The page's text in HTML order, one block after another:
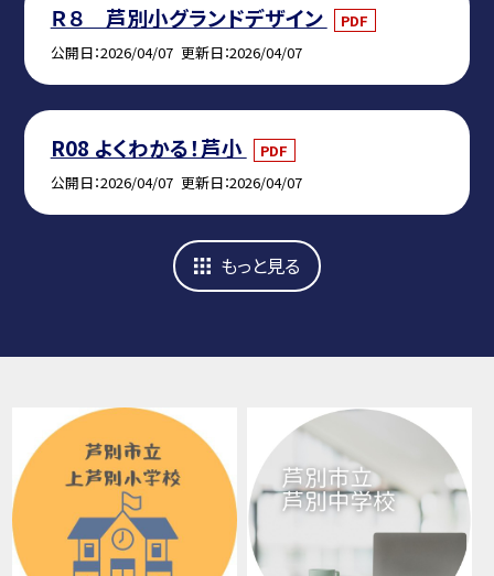
Ｒ８ 芦別小グランドデザイン
PDF
公開日 2026/04/07 更新日 2026/04/07
R08 よくわかる！芦小
PDF
公開日 2026/04/07 更新日 2026/04/07
もっと見る